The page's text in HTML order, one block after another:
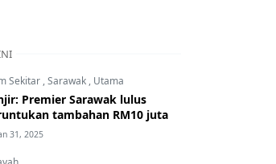
Sekitar ,Sarawak , Utama
Premier Sarawak lulus
tambahan RM10 juta
31, 2025